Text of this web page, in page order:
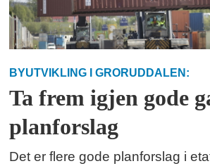
BYUTVIKLING I GRORUDDALEN:
Ta frem igjen gode
planforslag
Det er flere gode planforslag i